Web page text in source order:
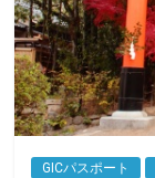
GICパスポート